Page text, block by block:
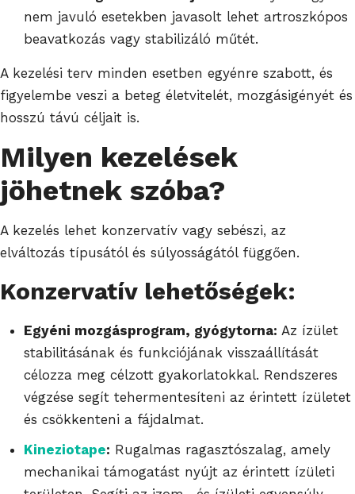
nem javuló esetekben javasolt lehet artroszkópos
beavatkozás vagy stabilizáló műtét.
A kezelési terv minden esetben egyénre szabott, és
figyelembe veszi a beteg életvitelét, mozgásigényét és
hosszú távú céljait is.
Milyen kezelések
jöhetnek szóba?
A kezelés lehet konzervatív vagy sebészi, az
elváltozás típusától és súlyosságától függően.
Konzervatív lehetőségek:
Egyéni mozgásprogram, gyógytorna: Az ízület
stabilitásának és funkciójának visszaállítását
célozza meg célzott gyakorlatokkal. Rendszeres
végzése segít tehermentesíteni az érintett ízületet
és csökkenteni a fájdalmat.
Kineziotape: Rugalmas ragasztószalag, amely
mechanikai támogatást nyújt az érintett ízületi